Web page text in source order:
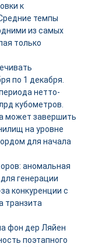
к
темпы
из самых
только
по 1 декабря.
нетто-
кубометров.
может завершить
на уровне
для начала
аномальная
генерации
конкуренции с
транзита
фон дер Ляйен
поэтапного